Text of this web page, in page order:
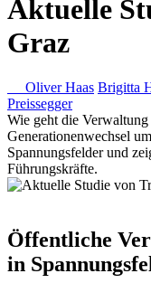
Aktuelle
Graz
Oliver Haas Brigitta
Preissegger
Wie geht die
Generationenwechsel
Spannungsfelder und
Führungskräfte.
Öffentliche
in